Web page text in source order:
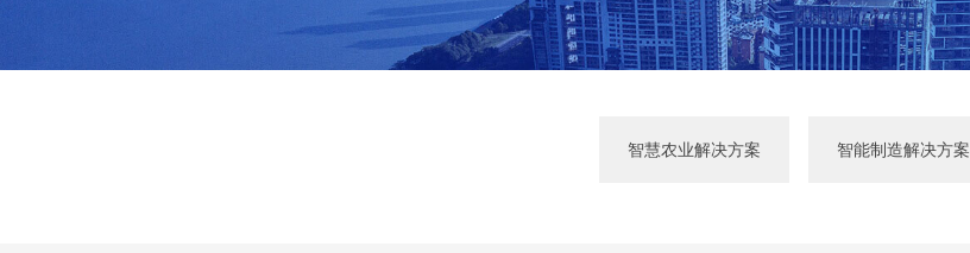
智慧农业解决方案 智能制造解决方案